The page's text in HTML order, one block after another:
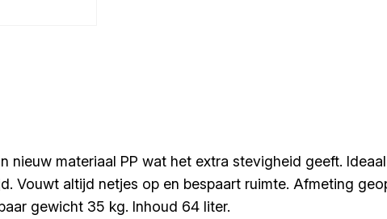
nieuw materiaal PP wat het extra stevigheid geeft.
Vouwt altijd netjes op en bespaart ruimte. Afmeting
gewicht 35 kg. Inhoud 64 liter.